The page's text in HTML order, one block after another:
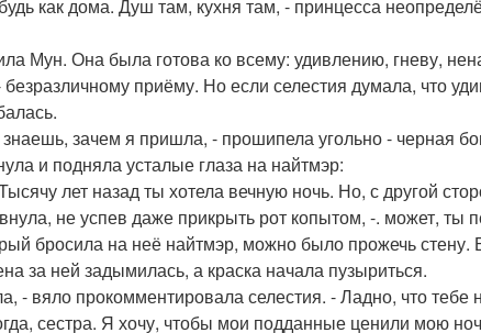
как дома. Душ там, кухня там, - принцесса
Мун. Она была готова ко всему: удивлению, гневу,
безразличному приёму. Но если селестия думала, что
зачем я пришла, - прошипела угольно - черная
и подняла усталые глаза на найтмэр:
лет назад ты хотела вечную ночь. Но, с другой
не успев даже прикрыть рот копытом, -. может, ты
бросила на неё найтмэр, можно было прожечь стену.
за ней задымилась, а краска начала пузыриться.
- вяло прокомментировала селестия. - Ладно, что тебе
сестра. Я хочу, чтобы мои подданные ценили мою